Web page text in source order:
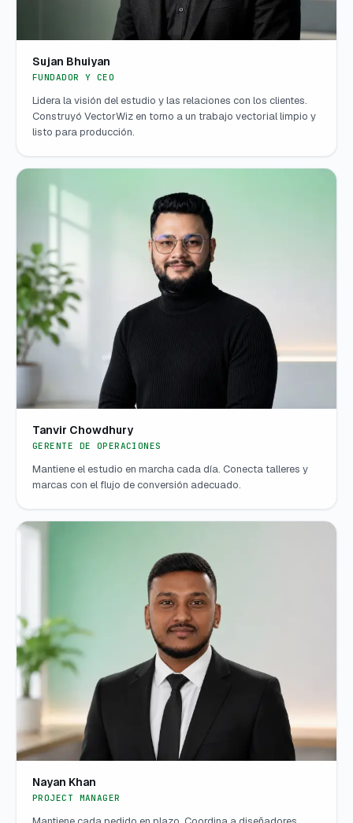
Sujan Bhuiyan
FUNDADOR Y CEO
Lidera la visión del estudio y las relaciones con los clientes.
Construyó VectorWiz en torno a un trabajo vectorial limpio y
listo para producción.
Tanvir Chowdhury
GERENTE DE OPERACIONES
Mantiene el estudio en marcha cada día. Conecta talleres y
marcas con el flujo de conversión adecuado.
Nayan Khan
PROJECT MANAGER